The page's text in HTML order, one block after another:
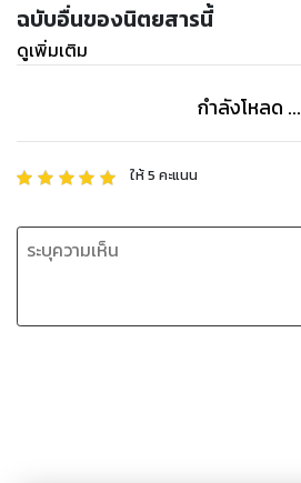
ฉบับอื่นของนิตยสารนี้
ดูเพิ่มเติม
กำลังโหลด ...
ให้5 คะแนน